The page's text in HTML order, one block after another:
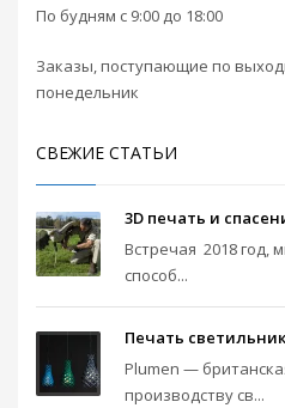
По будням с 9:00 до 18:00
Заказы, поступающие по
понедельник
СВЕЖИЕ СТАТЬИ
3D печать и
Встречая 2018 год,
способ...
Печать
Plumen —
производству св...